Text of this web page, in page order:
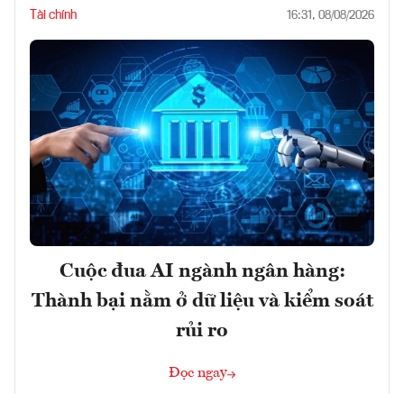
Tài chính 16:31, 08/08/2026
Cuộc đua AI ngành ngân hàng:
Thành bại nằm ở dữ liệu và kiểm soát
rủi ro
Đọc ngay